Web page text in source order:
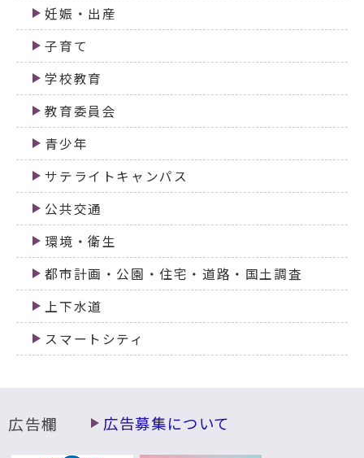
妊娠・出産
子育て
学校教育
教育委員会
青少年
サテライトキャンパス
公共交通
環境・衛生
都市計画・公園・住宅・道路・国土調査
上下水道
スマートシティ
広告欄 広告募集について